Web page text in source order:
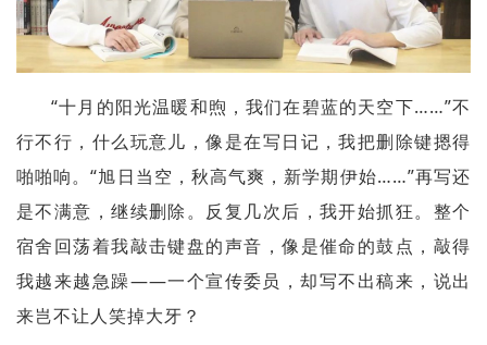
“十月的阳光温暖和煦，我们在碧蓝的天空下……”不
行不行，什么玩意儿，像是在写日记，我把删除键摁得
啪啪响。“旭日当空，秋高气爽，新学期伊始……”再写还
是不满意，继续删除。反复几次后，我开始抓狂。整个
宿舍回荡着我敲击键盘的声音，像是催命的鼓点，敲得
我越来越急躁——一个宣传委员，却写不出稿来，说出
来岂不让人笑掉大牙？